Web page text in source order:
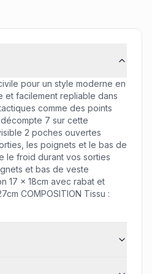
pour un style moderne en
et facilement repliable dans
comme des points
7 sur cette
2 poches ouvertes
les poignets et le bas de
le froid durant vos sorties
et bas de veste
17 x 18cm avec rabat et
COMPOSITION Tissu :